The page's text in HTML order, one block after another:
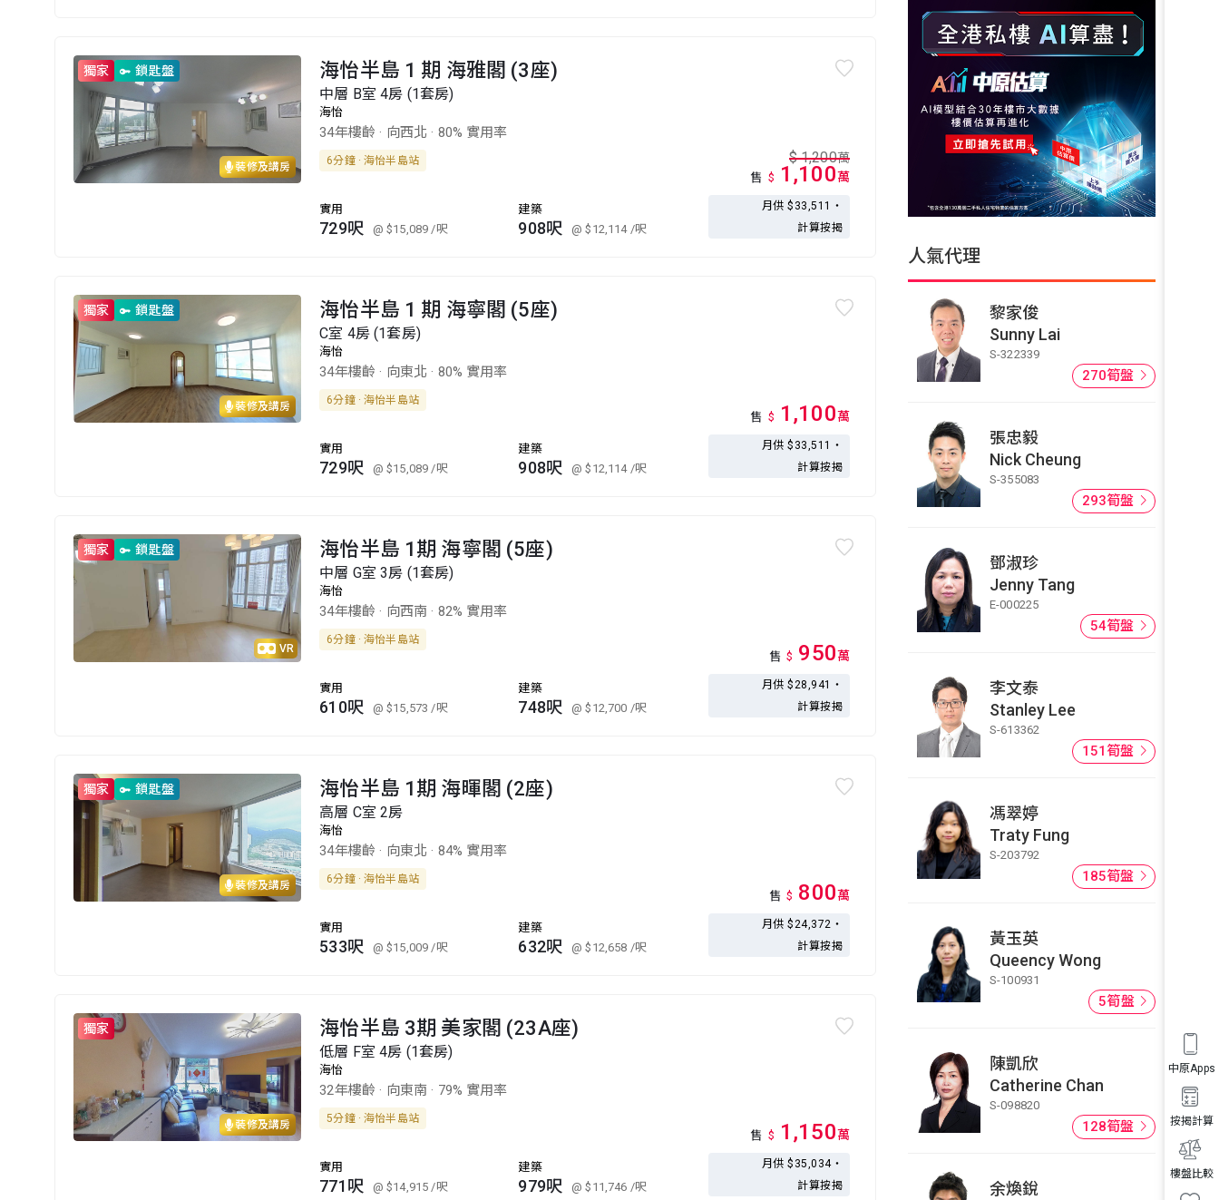
樓盤比較
按揭計算
中原Apps
裝修及講房
獨家 鎖匙盤 海怡半島 1 期 海雅閣 (3座)
中層 B室 4房 (1套房)
海怡
34年樓齡 · 向西北 · 80% 實用率
6分鐘 · 海怡半島站
實用
729呎 @ $15,089 /呎
建築
908呎 @ $12,114 /呎
$ 1,200萬
售 $ 1,100萬
月供 $33,511・
計算按揭
裝修及講房
獨家 鎖匙盤 海怡半島 1 期 海寧閣 (5座)
C室 4房 (1套房)
海怡
34年樓齡 · 向東北 · 80% 實用率
6分鐘 · 海怡半島站
實用
729呎 @ $15,089 /呎
建築
908呎 @ $12,114 /呎
售 $ 1,100萬
月供 $33,511・
計算按揭
VR
獨家 鎖匙盤 海怡半島 1期 海寧閣 (5座)
中層 G室 3房 (1套房)
海怡
34年樓齡 · 向西南 · 82% 實用率
6分鐘 · 海怡半島站
實用
610呎 @ $15,573 /呎
建築
748呎 @ $12,700 /呎
售 $ 950萬
月供 $28,941・
計算按揭
裝修及講房
獨家 鎖匙盤 海怡半島 1期 海暉閣 (2座)
高層 C室 2房
海怡
34年樓齡 · 向東北 · 84% 實用率
6分鐘 · 海怡半島站
實用
533呎 @ $15,009 /呎
建築
632呎 @ $12,658 /呎
售 $ 800萬
月供 $24,372・
計算按揭
裝修及講房
獨家 海怡半島 3期 美家閣 (23A座)
低層 F室 4房 (1套房)
海怡
32年樓齡 · 向東南 · 79% 實用率
5分鐘 · 海怡半島站
實用
771呎 @ $14,915 /呎
建築
979呎 @ $11,746 /呎
售 $ 1,150萬
月供 $35,034・
計算按揭
人氣代理
黎家俊
Sunny Lai
S-322339
270筍盤
張忠毅
Nick Cheung
S-355083
293筍盤
鄧淑珍
Jenny Tang
E-000225
54筍盤
李文泰
Stanley Lee
S-613362
151筍盤
馮翠婷
Traty Fung
S-203792
185筍盤
黃玉英
Queency Wong
S-100931
5筍盤
陳凱欣
Catherine Chan
S-098820
128筍盤
余煥銳